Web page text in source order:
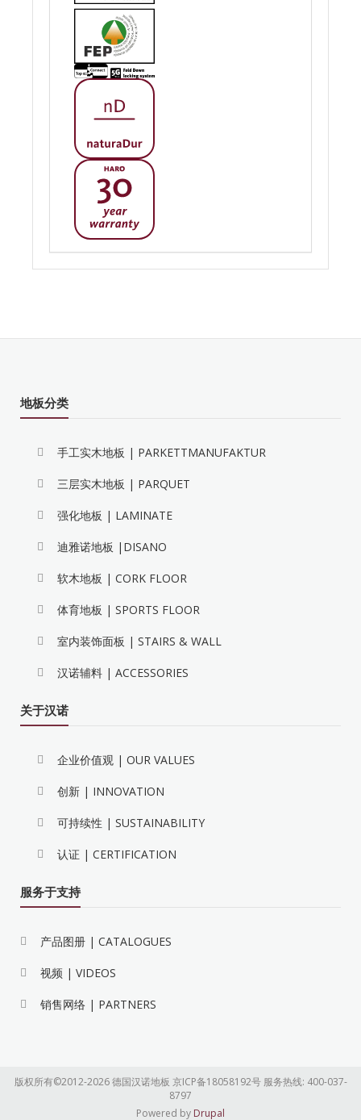
地板分类
手工实木地板 | PARKETTMANUFAKTUR
三层实木地板 | PARQUET
强化地板 | LAMINATE
迪雅诺地板 |DISANO
软木地板 | CORK FLOOR
体育地板 | SPORTS FLOOR
室内装饰面板 | STAIRS & WALL
汉诺辅料 | ACCESSORIES
关于汉诺
企业价值观 | OUR VALUES
创新 | INNOVATION
可持续性 | SUSTAINABILITY
认证 | CERTIFICATION
服务于支持
产品图册 | CATALOGUES
视频 | VIDEOS
销售网络 | PARTNERS
版权所有©2012-2026 德国汉诺地板 京ICP备18058192号 服务热线: 400-037-
8797
Powered by Drupal